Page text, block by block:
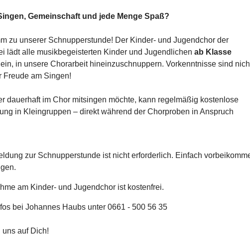
Gemeinschaft und jede Menge Spaß?
zu unserer Schnupperstunde! Der Kinder- und Jugendchor der
lädt alle musikbegeisterten Kinder und Jugendlichen ab Klasse
in unsere Chorarbeit hineinzuschnuppern. Vorkenntnisse sind
Freude am Singen!
dauerhaft im Chor mitsingen möchte, kann regelmäßig kostenlose
in Kleingruppen – direkt während der Chorproben in Anspruch
zur Schnupperstunde ist nicht erforderlich. Einfach
am Kinder- und Jugendchor ist kostenfrei.
bei Johannes Haubs unter 0661 - 500 56 35
uns auf Dich!